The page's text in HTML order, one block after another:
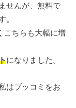
せんが、無料で
。
こちらも大幅に増
になりました。
はブッコミをお